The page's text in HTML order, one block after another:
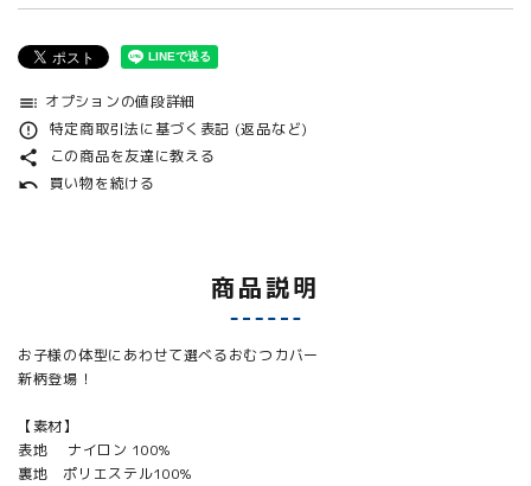
toc オプションの値段詳細
error_outline 特定商取引法に基づく表記 (返品など)
share この商品を友達に教える
undo 買い物を続ける
商品説明
お子様の体型にあわせて選べるおむつカバー
新柄登場！
【素材】
表地 ナイロン 100%
裏地 ポリエステル100%